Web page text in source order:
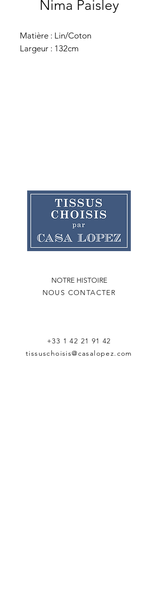
Nima Paisley
Matière : Lin/Coton
Largeur : 132cm
NOTRE HISTOIRE
NOUS CONTACTER
+33 1 42 21 91 42
tissuschoisis@casalopez.com